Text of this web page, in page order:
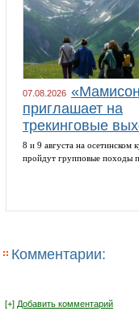
07.08.2026
приглашает на
трекинговые
8 и 9 августа на осетинском
пройдут групповые походы
Комментарии:
[+] Добавить комментарий